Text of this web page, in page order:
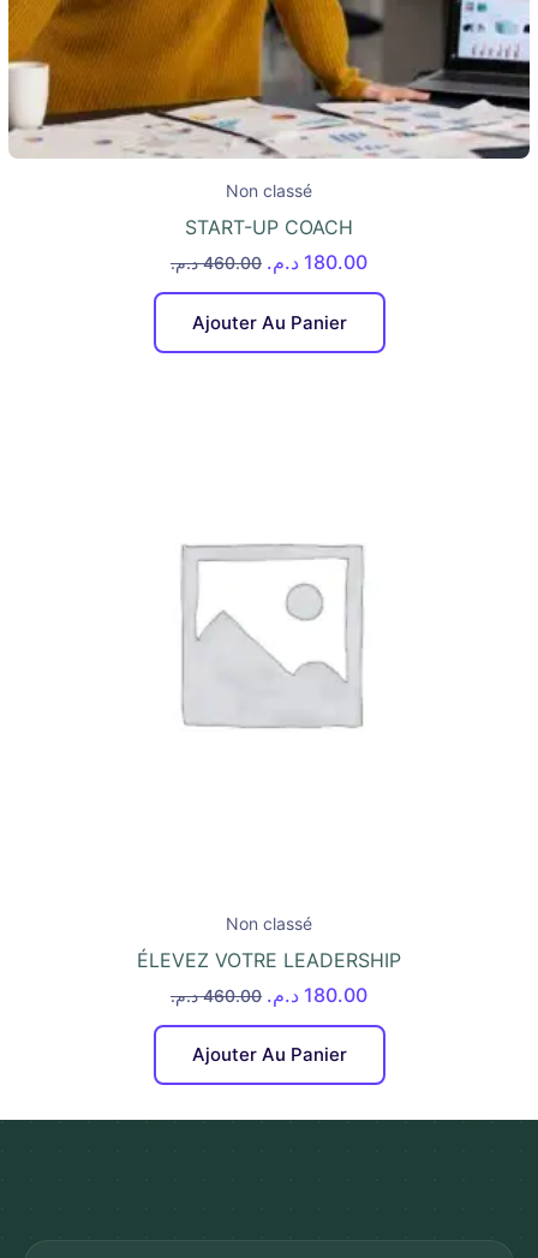
Non classé
START-UP COACH
460.00 د.م. 180.00 د.م.
Ajouter Au Panier
Non classé
ÉLEVEZ VOTRE LEADERSHIP
460.00 د.م. 180.00 د.م.
Ajouter Au Panier